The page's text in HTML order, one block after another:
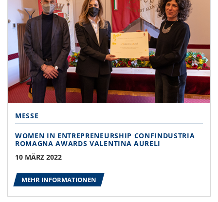
MESSE
WOMEN IN ENTREPRENEURSHIP CONFINDUSTRIA
ROMAGNA AWARDS VALENTINA AURELI
10 MÄRZ 2022
MEHR INFORMATIONEN